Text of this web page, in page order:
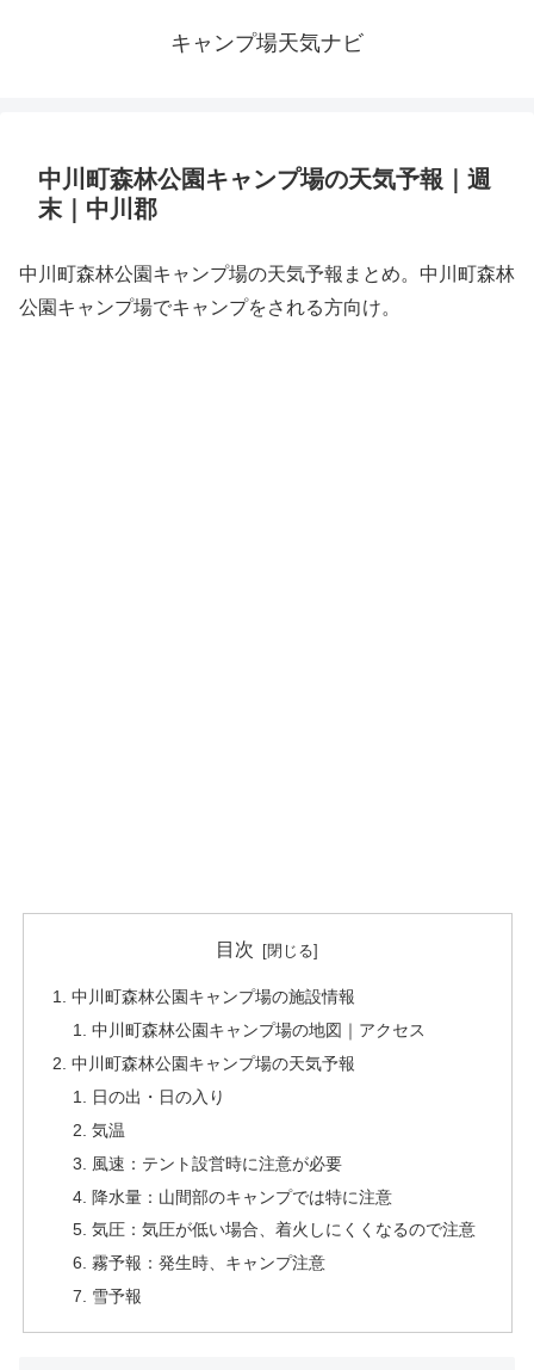
キャンプ場天気ナビ
中川町森林公園キャンプ場の天気予報｜週
末｜中川郡
中川町森林公園キャンプ場の天気予報まとめ。中川町森林
公園キャンプ場でキャンプをされる方向け。
目次
中川町森林公園キャンプ場の施設情報
中川町森林公園キャンプ場の地図｜アクセス
中川町森林公園キャンプ場の天気予報
日の出・日の入り
気温
風速：テント設営時に注意が必要
降水量：山間部のキャンプでは特に注意
気圧：気圧が低い場合、着火しにくくなるので注意
霧予報：発生時、キャンプ注意
雪予報